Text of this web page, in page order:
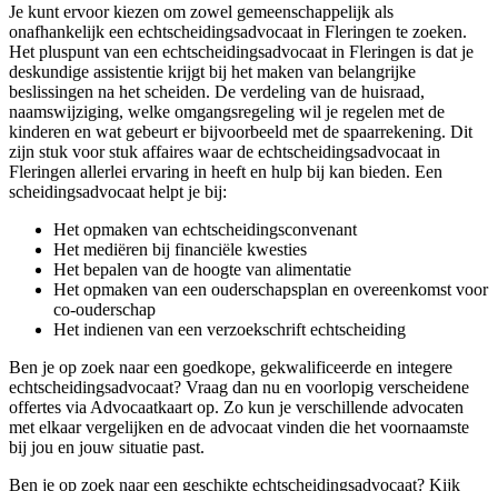
Je kunt ervoor kiezen om zowel gemeenschappelijk als
onafhankelijk een echtscheidingsadvocaat in Fleringen te zoeken.
Het pluspunt van een echtscheidingsadvocaat in Fleringen is dat je
deskundige assistentie krijgt bij het maken van belangrijke
beslissingen na het scheiden. De verdeling van de huisraad,
naamswijziging, welke omgangsregeling wil je regelen met de
kinderen en wat gebeurt er bijvoorbeeld met de spaarrekening. Dit
zijn stuk voor stuk affaires waar de echtscheidingsadvocaat in
Fleringen allerlei ervaring in heeft en hulp bij kan bieden. Een
scheidingsadvocaat helpt je bij:
Het opmaken van echtscheidingsconvenant
Het mediëren bij financiële kwesties
Het bepalen van de hoogte van alimentatie
Het opmaken van een ouderschapsplan en overeenkomst voor
co-ouderschap
Het indienen van een verzoekschrift echtscheiding
Ben je op zoek naar een goedkope, gekwalificeerde en integere
echtscheidingsadvocaat? Vraag dan nu en voorlopig verscheidene
offertes via Advocaatkaart op. Zo kun je verschillende advocaten
met elkaar vergelijken en de advocaat vinden die het voornaamste
bij jou en jouw situatie past.
Ben je op zoek naar een geschikte echtscheidingsadvocaat? Kijk